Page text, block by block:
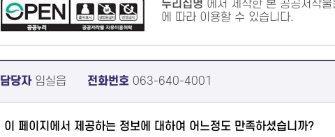
누리집명 에서 제작한 본 공공저작물
에 따라 이용할 수 있습니다.
담당자임실읍 전화번호 063-640-4001
이 페이지에서 제공하는 정보에 대하여 어느정도 만족하셨습니까?